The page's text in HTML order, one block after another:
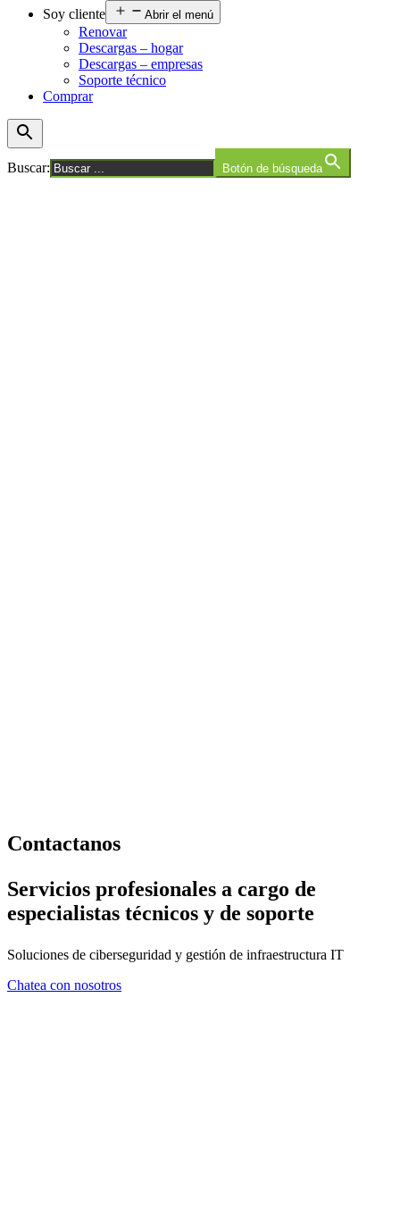
Soy cliente
Abrir el menú
Renovar
Descargas – hogar
Descargas – empresas
Soporte técnico
Comprar
Buscar: Botón de búsqueda
Contactanos
Servicios profesionales a cargo de
especialistas técnicos y de soporte
Soluciones de ciberseguridad y gestión de infraestructura IT
Chatea con nosotros